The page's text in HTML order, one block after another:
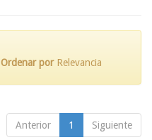
Ordenar por Relevancia
Anterior 1 Siguiente